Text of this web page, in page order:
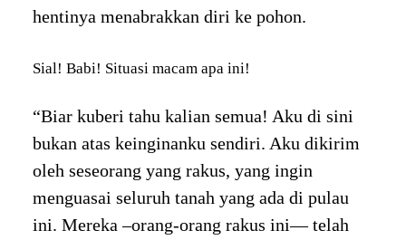
hentinya menabrakkan diri ke pohon.
Sial! Babi! Situasi macam apa ini!
“Biar kuberi tahu kalian semua! Aku di sini
bukan atas keinginanku sendiri. Aku dikirim
oleh seseorang yang rakus, yang ingin
menguasai seluruh tanah yang ada di pulau
ini. Mereka –orang-orang rakus ini— telah